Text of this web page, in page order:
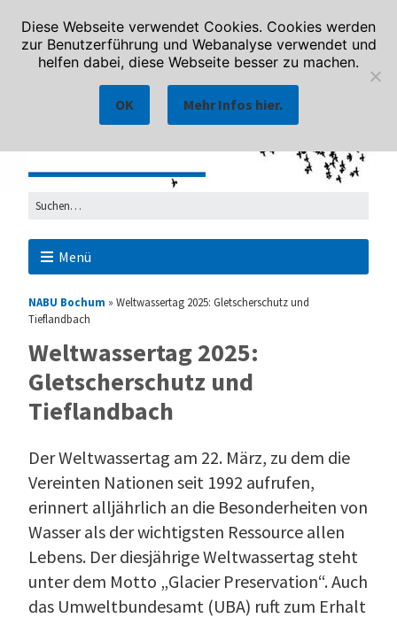
Menü
NABU Bochum » Weltwassertag 2025: Gletscherschutz und
Tieflandbach
Weltwassertag 2025:
Gletscherschutz und
Tieflandbach
Der Weltwassertag am 22. März, zu dem die
Vereinten Nationen seit 1992 aufrufen,
erinnert alljährlich an die Besonderheiten von
Wasser als der wichtigsten Ressource allen
Lebens. Der diesjährige Weltwassertag steht
unter dem Motto „Glacier Preservation“. Auch
das Umweltbundesamt (UBA) ruft zum Erhalt
Diese Webseite verwendet Cookies. Cookies werden
zur Benutzerführung und Webanalyse verwendet und
helfen dabei, diese Webseite besser zu machen.
OK Mehr Infos hier.